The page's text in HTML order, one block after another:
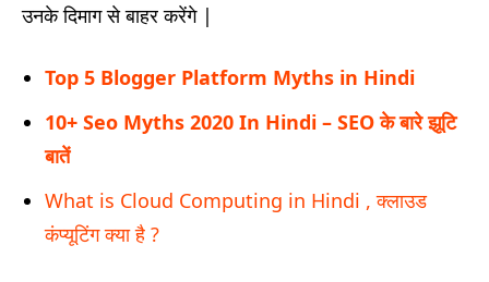
उनके दिमाग से बाहर करेंगे |
Top 5 Blogger Platform Myths in Hindi
10+ Seo Myths 2020 In Hindi – SEO के बारे झूटि
बातें
What is Cloud Computing in Hindi , क्लाउड
कंप्यूटिंग क्‍या है ?